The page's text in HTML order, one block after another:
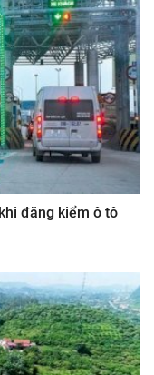
đăng kiểm ô tô